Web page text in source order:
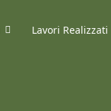
Lavori Realizzati